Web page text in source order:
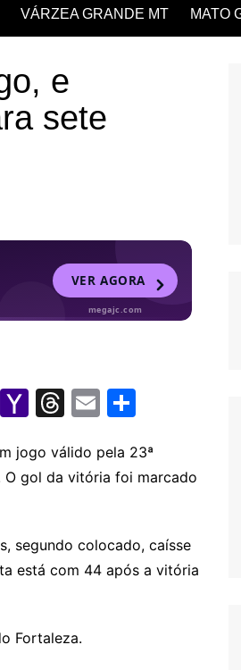
VÁRZEA GRANDE MT MATO
e
sete
S
Y
h
o
M
ai
T
e
a
s
E
ai
l
ar
e
jogo válido pela 23ª
O gol da vitória foi marcado
segundo colocado, caísse
está com 44 após a vitória
Fortaleza.